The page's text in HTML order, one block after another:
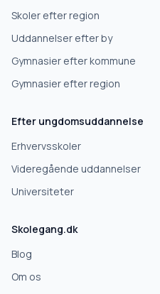
Videregående uddannelse
Skoler efter region
Uddannelser efter by
Gymnasier efter kommune
Gymnasier efter region
Efter ungdomsuddannelse
Erhvervsskoler
Videregående uddannelser
Universiteter
Skolegang.dk
Blog
Om os